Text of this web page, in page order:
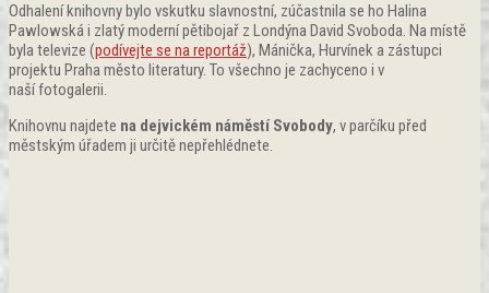
Odhalení knihovny bylo vskutku slavnostní, zúčastnila se ho Halina
Pawlowská i zlatý moderní pětibojař z Londýna David Svoboda. Na místě
byla televize (podívejte se na reportáž), Mánička, Hurvínek a zástupci
projektu Praha město literatury. To všechno je zachyceno i v
naší fotogalerii.
Knihovnu najdete na dejvickém náměstí Svobody, v parčíku před
městským úřadem ji určitě nepřehlédnete.